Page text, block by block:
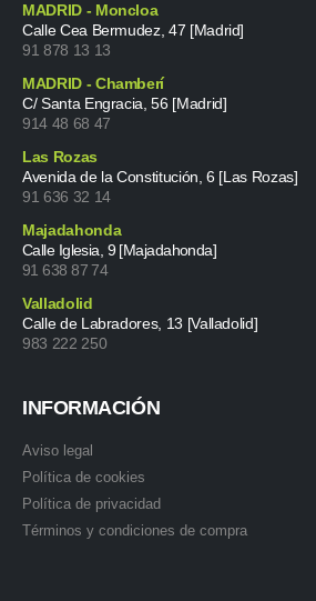
MADRID - Moncloa
Calle Cea Bermudez, 47 [Madrid]
91 878 13 13
MADRID - Chamberí
C/ Santa Engracia, 56 [Madrid]
914 48 68 47
Las Rozas
Avenida de la Constitución, 6 [Las Rozas]
91 636 32 14
Majadahonda
Calle Iglesia, 9 [Majadahonda]
91 638 87 74
Valladolid
Calle de Labradores, 13 [Valladolid]
983 222 250
INFORMACIÓN
Aviso legal
Política de cookies
Política de privacidad
Términos y condiciones de compra